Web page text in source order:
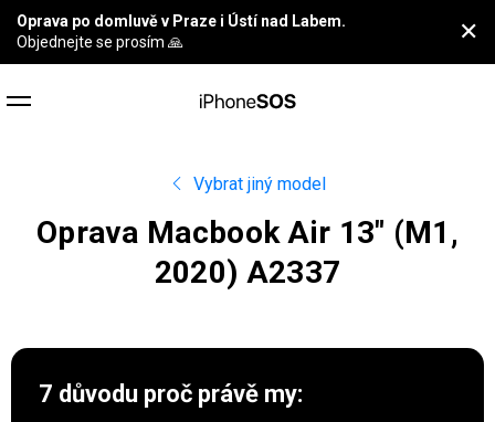
Oprava po domluvě v Praze i Ústí nad Labem.
Objednejte se prosím 🙏
✕
Vybrat jiný model
Oprava Macbook Air 13″ (M1,
2020) A2337
7 důvodu proč právě my: